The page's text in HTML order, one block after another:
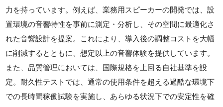
力を持っています。例えば、業務用スピーカーの開発では、設
置環境の音響特性を事前に測定・分析し、その空間に最適化さ
れた音響設計を提案。これにより、導入後の調整コストを大幅
に削減するとともに、想定以上の音響体験を提供しています。
また、品質管理においては、国際規格を上回る自社基準を設
定。耐久性テストでは、通常の使用条件を超える過酷な環境下
での長時間稼働試験を実施し、あらゆる状況下での安定性を確